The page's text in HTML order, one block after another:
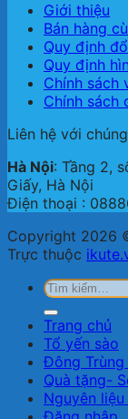
Giới thiệu
Bán hàng
Quy định
Quy định
Chính sách
Chính sách
Liên hệ với
Hà Nội: Tầng 2,
Giấy, Hà Nội
Điện thoại :
Copyright 2026
Trực thuộc
Tìm
Trang chủ
Tổ yến sào
Đông Trùng
Quà tặng-
Nguyên